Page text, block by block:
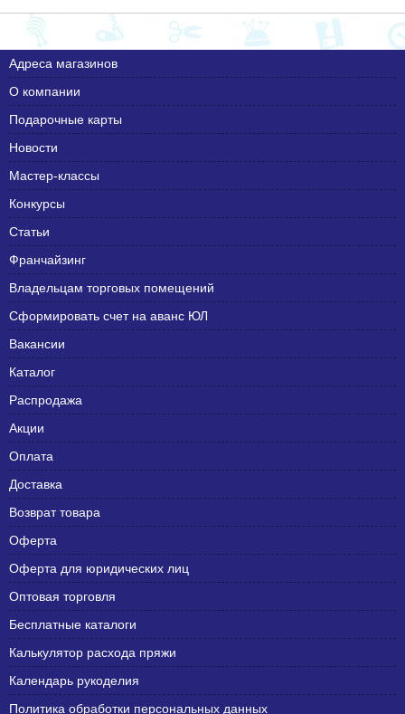
Адреса магазинов
О компании
Подарочные карты
Новости
Мастер-классы
Конкурсы
Статьи
Франчайзинг
Владельцам торговых помещений
Сформировать счет на аванс ЮЛ
Вакансии
Каталог
Распродажа
Акции
Оплата
Доставка
Возврат товара
Оферта
Оферта для юридических лиц
Оптовая торговля
Бесплатные каталоги
Калькулятор расхода пряжи
Календарь рукоделия
Политика обработки персональных данных